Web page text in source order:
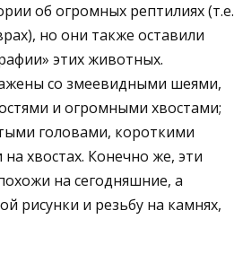
об огромных рептилиях (т.е.
но они также оставили
этих животных.
со змеевидными шеями,
и огромными хвостами;
головами, короткими
хвостах. Конечно же, эти
на сегодняшние, а
рисунки и резьбу на камнях,